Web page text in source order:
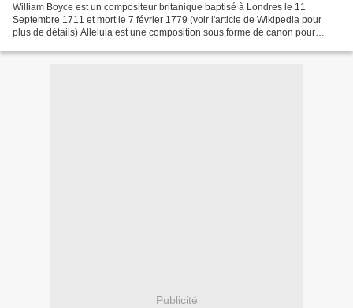
William Boyce est un compositeur britanique baptisé à Londres le 11
Septembre 1711 et mort le 7 février 1779 (voir l'article de Wikipedia pour
plus de détails) Alleluia est une composition sous forme de canon pour
Publicité